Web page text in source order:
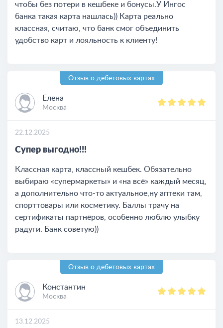
чтобы без потери в кешбеке и бонусы.У Ингос
банка такая карта нашлась)) Карта реально
классная, считаю, что банк смог объединить
удобство карт и лояльность к клиенту!
Отзыв о дебетовых картах
Елена
Москва
22.12.2025
Супер выгодно!!!
Классная карта, классный кешбек. Обязательно
выбираю «супермаркеты» и «на всё» каждый месяц,
а дополнительно что-то актуальное,ну аптеки там,
спорттовары или косметику. Баллы трачу на
сертификаты партнёров, особенно люблю улыбку
радуги. Банк советую))
Отзыв о дебетовых картах
Константин
Москва
13.12.2025